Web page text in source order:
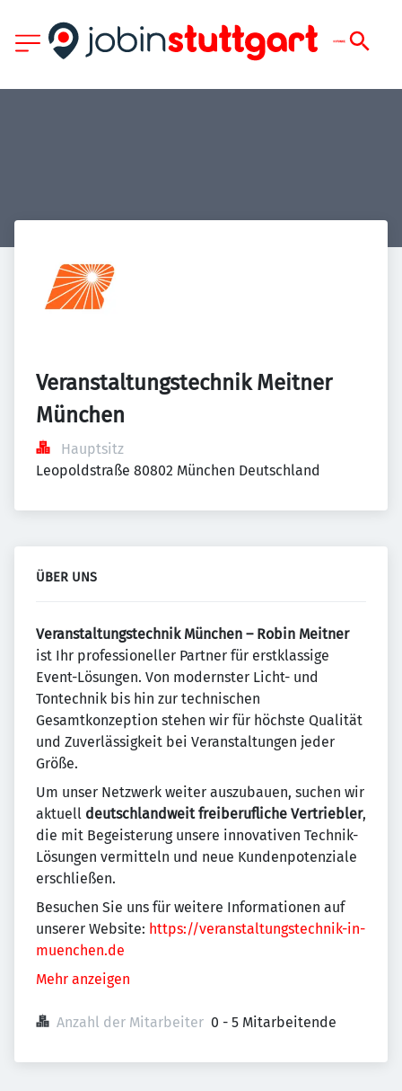
Veranstaltungstechnik Meitner
München
Hauptsitz
Leopoldstraße 80802 München Deutschland
ÜBER UNS
Veranstaltungstechnik München – Robin Meitner
ist Ihr professioneller Partner für erstklassige
Event-Lösungen. Von modernster Licht- und
Tontechnik bis hin zur technischen
Gesamtkonzeption stehen wir für höchste Qualität
und Zuverlässigkeit bei Veranstaltungen jeder
Größe.
Um unser Netzwerk weiter auszubauen, suchen wir
aktuell deutschlandweit freiberufliche Vertriebler,
die mit Begeisterung unsere innovativen Technik-
Lösungen vermitteln und neue Kundenpotenziale
erschließen.
Besuchen Sie uns für weitere Informationen auf
unserer Website: https://veranstaltungstechnik-in-
muenchen.de
Mehr anzeigen
Anzahl der Mitarbeiter 0 - 5 Mitarbeitende